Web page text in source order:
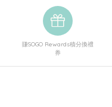
賺SOGO Rewards積分換禮
券